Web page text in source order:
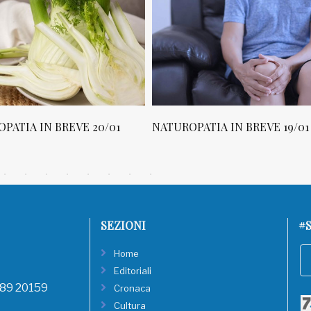
IN BREVE 20/01 NATUROPATIA IN BREVE 19/01
20159
SEZIONI
Home
Editoriali
Cronaca
Cultura